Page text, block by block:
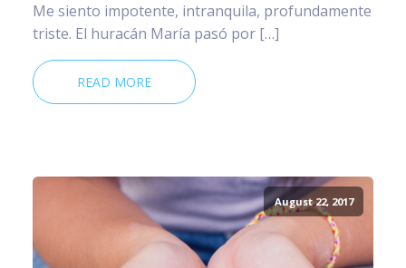
Me siento impotente, intranquila, profundamente
triste. El huracán María pasó por […]
READ MORE
August 22, 2017